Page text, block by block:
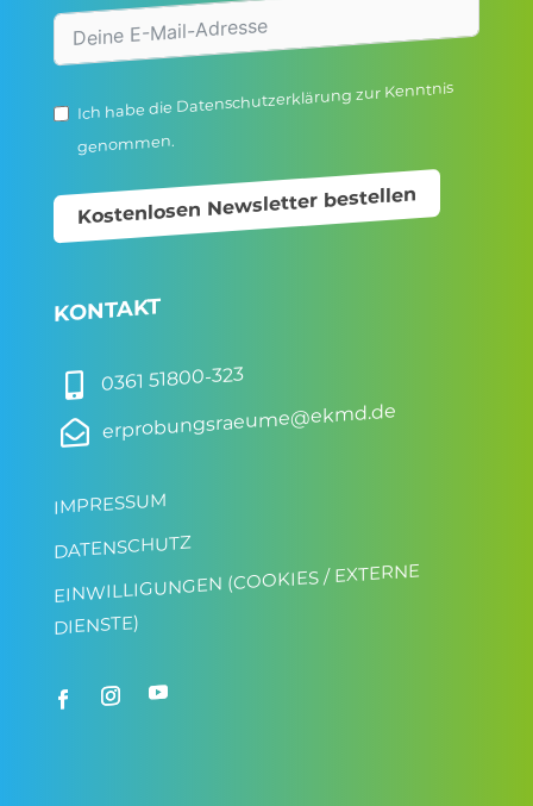
Ich habe die Datenschutzerklärungzur Kenntnis
genommen.
Kostenlosen Newsletter bestellen
KONTAKT
 0361 51800-323
 erprobungsraeume@ekmd.de
IMPRESSUM
DATENSCHUTZ
EINWILLIGUNGEN (COOKIES / EXTERNE
DIENSTE)